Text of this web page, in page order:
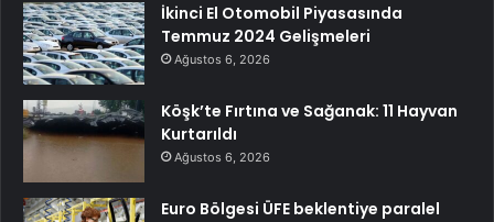
İkinci El Otomobil Piyasasında
Temmuz 2024 Gelişmeleri
Ağustos 6, 2026
Köşk’te Fırtına ve Sağanak: 11 Hayvan
Kurtarıldı
Ağustos 6, 2026
Euro Bölgesi ÜFE beklentiye paralel